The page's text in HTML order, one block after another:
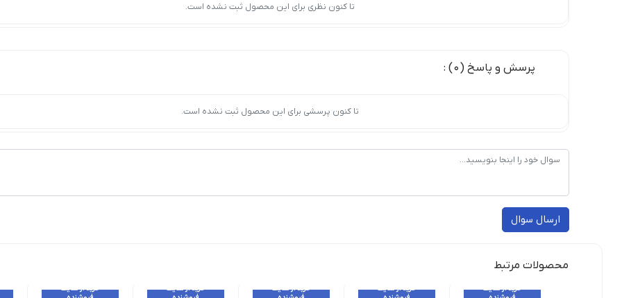
تا کنون نظری برای این محصول ثبت نشده است.
پرسش و پاسخ (0) :
تا کنون پرسشی برای این محصول ثبت نشده است.
ارسال سوال
محصولات مرتبط
خرید از سایت
خرید از سایت
خرید از سایت
خرید از سایت
خرید از سایت